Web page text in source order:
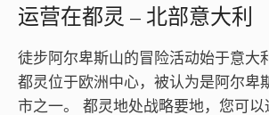
运营在都灵 – 北部意大利
徒步阿尔卑斯山的冒险活动始于意大
都灵位于欧洲中心，被认为是阿尔卑
市之一。 都灵地处战略要地，您可